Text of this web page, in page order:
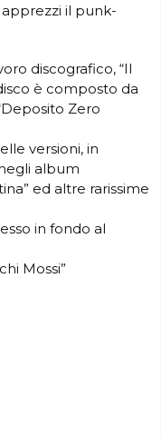
il punk-
discografico, “Il
è composto da
Zero
versioni, in
album
ed altre rarissime
in fondo al
Mossi”